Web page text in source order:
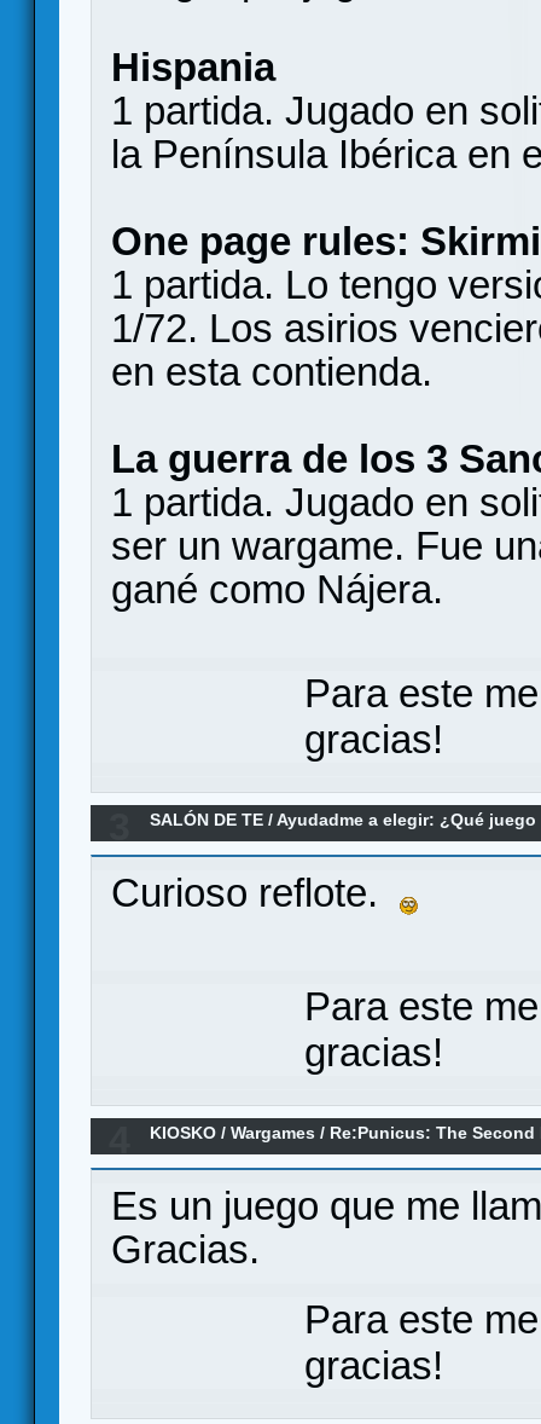
Hispania
1 partida. Jugado en
la Península Ibérica en
One page rules:
1 partida. Lo tengo
1/72. Los asirios
en esta contienda.
La guerra de los 3
1 partida. Jugado en
ser un wargame. Fue
gané como Nájera.
Para este
gracias!
SALÓN DE TE /Ayudadme a elegir: ¿Qué
Curioso reflote.
Para este
gracias!
KIOSKO /Wargames / Re:Punicus: The Second
Es un juego que me
Gracias.
Para este
gracias!